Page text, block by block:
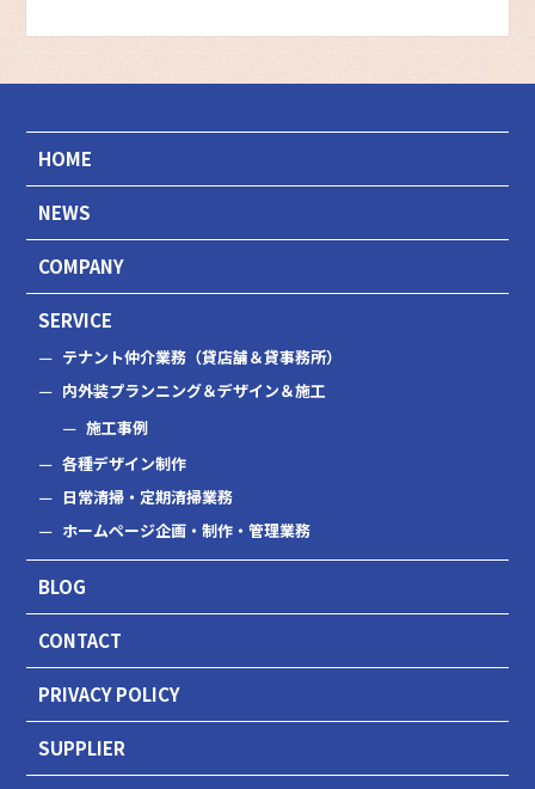
HOME
NEWS
COMPANY
SERVICE
テナント仲介業務（貸店舗＆貸事務所）
内外装プランニング＆デザイン＆施工
施工事例
各種デザイン制作
日常清掃・定期清掃業務
ホームページ企画・制作・管理業務
BLOG
CONTACT
PRIVACY POLICY
SUPPLIER